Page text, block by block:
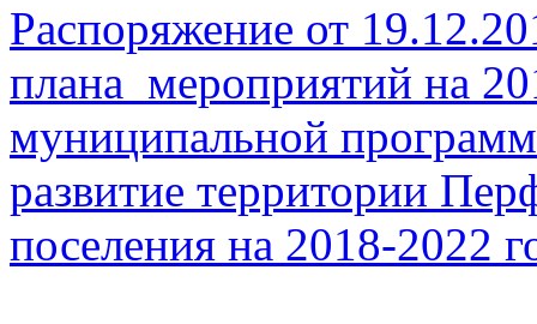
Распоряжение от
плана мероприятий на
муниципальной
развитие территории
поселения на 2018-2022